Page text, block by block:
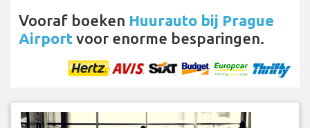
Vooraf boeken Huurauto bij Prague
Airport voor enorme besparingen.